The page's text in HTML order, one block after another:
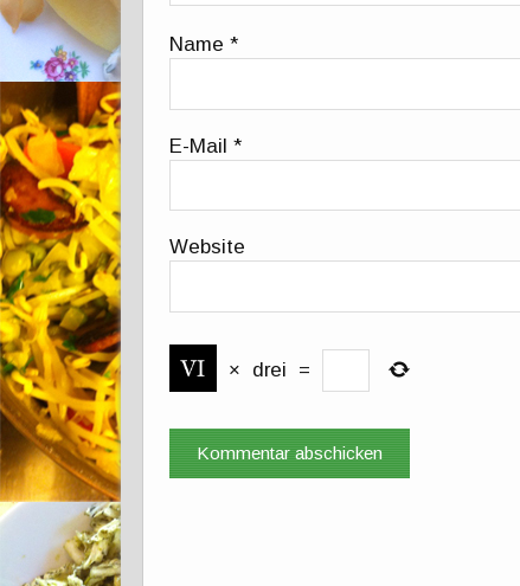
Name*
E-Mail*
Website
× drei =